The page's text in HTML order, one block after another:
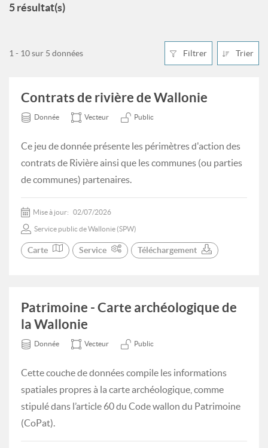
5 résultat(s)
Filtrer Trier
1 - 10 sur 5 données
Contrats de rivière de Wallonie
Donnée Vecteur Public
Ce jeu de donnée présente les périmètres d'action des
contrats de Rivière ainsi que les communes (ou parties
de communes) partenaires.
Mise à jour: 02/07/2026
Service public de Wallonie (SPW)
Carte Service Téléchargement
Patrimoine - Carte archéologique de
la Wallonie
Donnée Vecteur Public
Cette couche de données compile les informations
spatiales propres à la carte archéologique, comme
stipulé dans l’article 60 du Code wallon du Patrimoine
(CoPat).